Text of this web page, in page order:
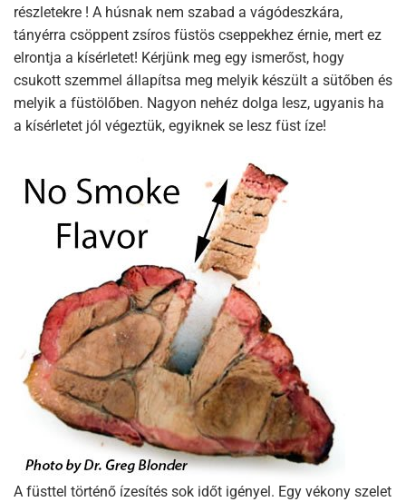
részletekre ! A húsnak nem szabad a vágódeszkára,
tányérra csöppent zsíros füstös cseppekhez érnie, mert ez
elrontja a kísérletet! Kérjünk meg egy ismerőst, hogy
csukott szemmel állapítsa meg melyik készült a sütőben és
melyik a füstölőben. Nagyon nehéz dolga lesz, ugyanis ha
a kísérletet jól végeztük, egyiknek se lesz füst íze!
A füsttel történő ízesítés sok időt igényel. Egy vékony szelet